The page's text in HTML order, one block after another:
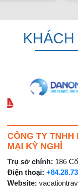
CÔNG TY TNHH
MẠI KỲ NGHỈ
Trụ sở chính: 186
Điện thoại:
Website: